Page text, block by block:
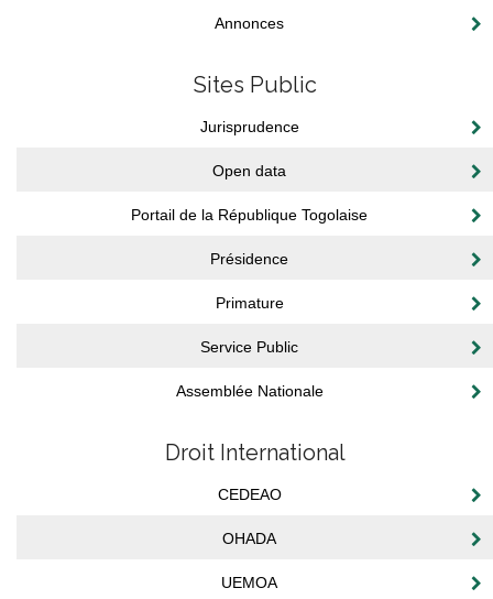
Annonces
Sites Public
Jurisprudence
Open data
Portail de la République Togolaise
Présidence
Primature
Service Public
Assemblée Nationale
Droit International
CEDEAO
OHADA
UEMOA